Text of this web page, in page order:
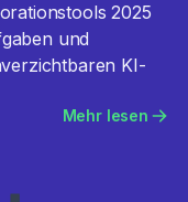
2025
und
KI-
Mehr lesen